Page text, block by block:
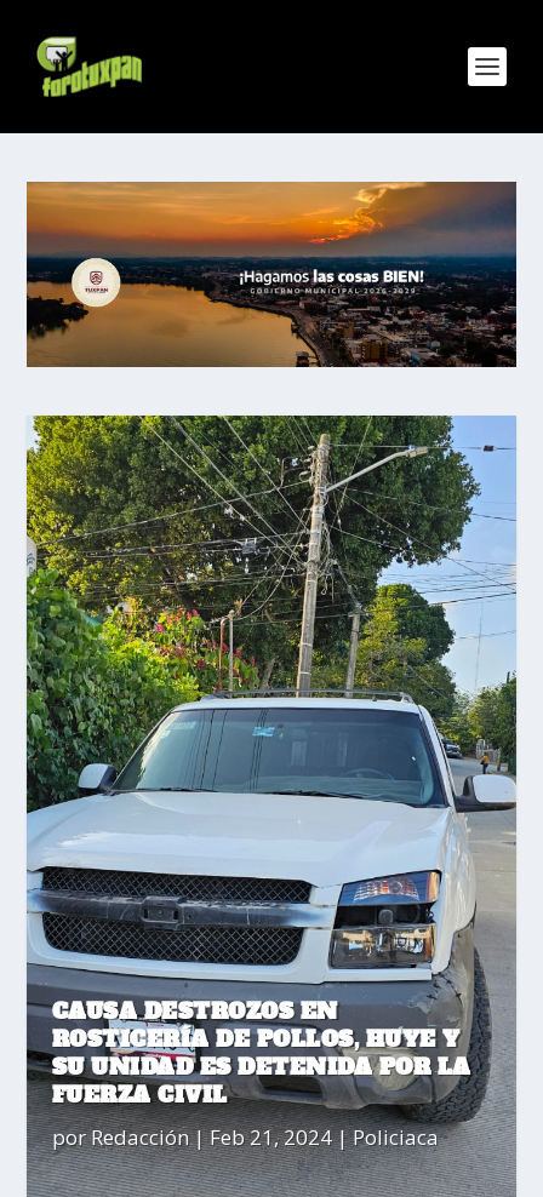
CAUSA DESTROZOS EN
ROSTICERÍA DE POLLOS, HUYE Y
SU UNIDAD ES DETENIDA POR LA
FUERZA CIVIL
porRedacción|Feb 21, 2024|Policiaca